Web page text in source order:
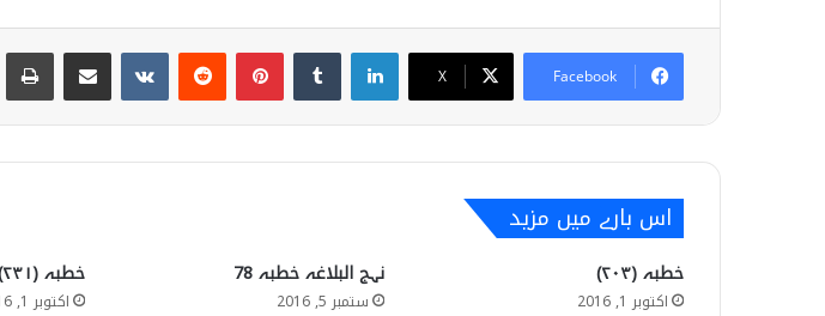
Facebook
X
اس بارے میں مزید
خطبہ (۲۰۳)
اکتوبر 1, 2016
نہج البلاغہ خطبہ 78
ستمبر 5, 2016
خطبہ (۲۳۱)
اکتوبر 1, 2016